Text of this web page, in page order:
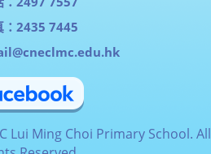
：2435 7445
Lui Ming Choi Primary School. All